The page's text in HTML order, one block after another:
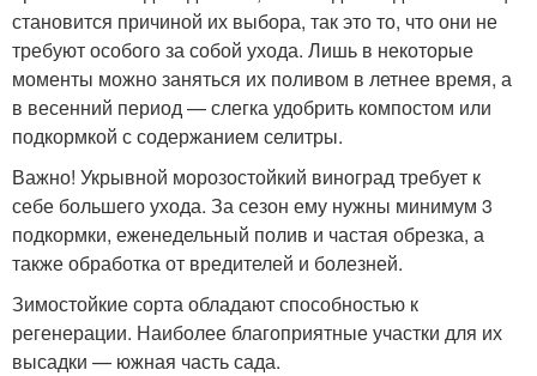
становится причиной их выбора, так это то, что они не
требуют особого за собой ухода. Лишь в некоторые
моменты можно заняться их поливом в летнее время, а
в весенний период — слегка удобрить компостом или
подкормкой с содержанием селитры.
Важно! Укрывной морозостойкий виноград требует к
себе большего ухода. За сезон ему нужны минимум 3
подкормки, еженедельный полив и частая обрезка, а
также обработка от вредителей и болезней.
Зимостойкие сорта обладают способностью к
регенерации. Наиболее благоприятные участки для их
высадки — южная часть сада.